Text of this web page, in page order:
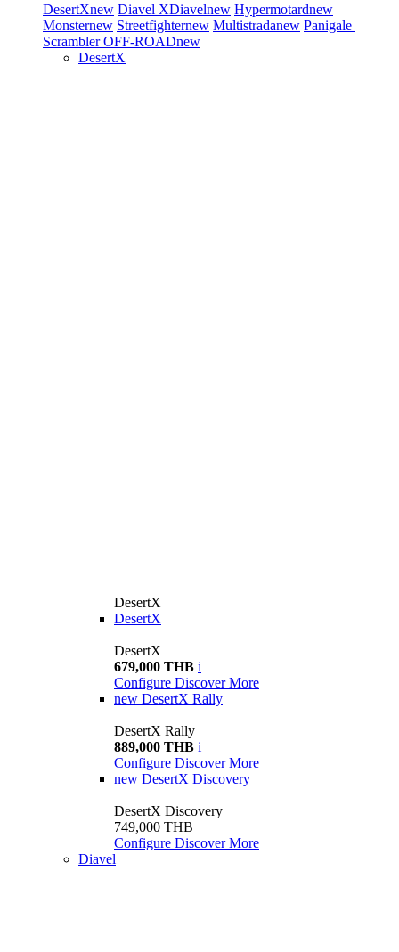
DesertXnew Diavel XDiavelnew Hypermotardnew
Monsternew Streetfighternew Multistradanew Panigale
ScramblerOFF-ROADnew
DesertX
DesertX
DesertX
DesertX
679,000 THB i
Configure Discover More
new DesertX Rally
DesertX Rally
889,000 THB i
Configure Discover More
new DesertX Discovery
DesertX Discovery
749,000 THB
Configure Discover More
Diavel